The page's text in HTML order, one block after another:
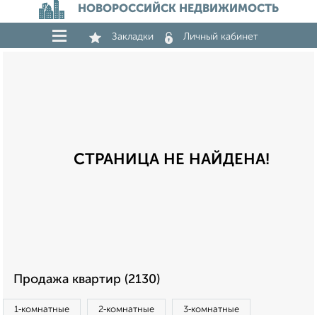
НОВОРОССИЙСК НЕДВИЖИМОСТЬ
Закладки Личный кабинет
СТРАНИЦА НЕ НАЙДЕНА!
Продажа квартир (2130)
1‑комнатные 2‑комнатные 3‑комнатные